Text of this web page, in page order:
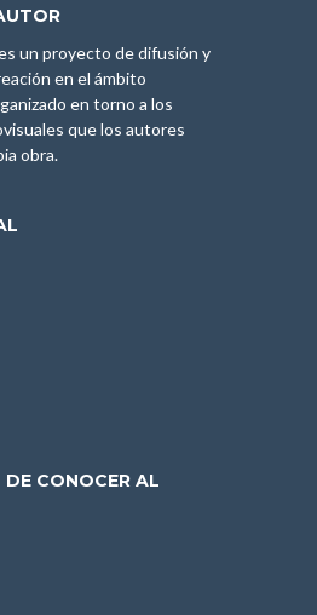
un proyecto de difusión y
en el ámbito
en torno a los
que los autores
obra.
CONOCER AL